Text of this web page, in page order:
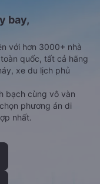
bay,
với hơn 3000+ nhà
quốc, tất cả hãng
xe du lịch phủ
bạch cùng vô vàn
phương án di
nhất.